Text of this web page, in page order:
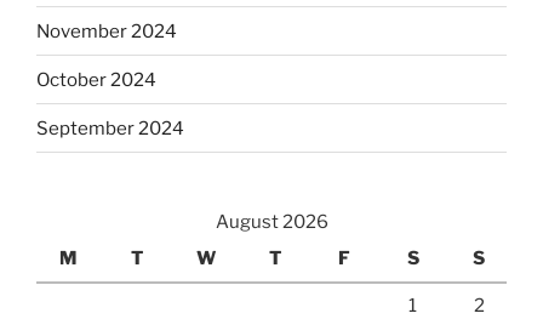
November 2024
October 2024
September 2024
August 2026
M
T W T F S S
1 2